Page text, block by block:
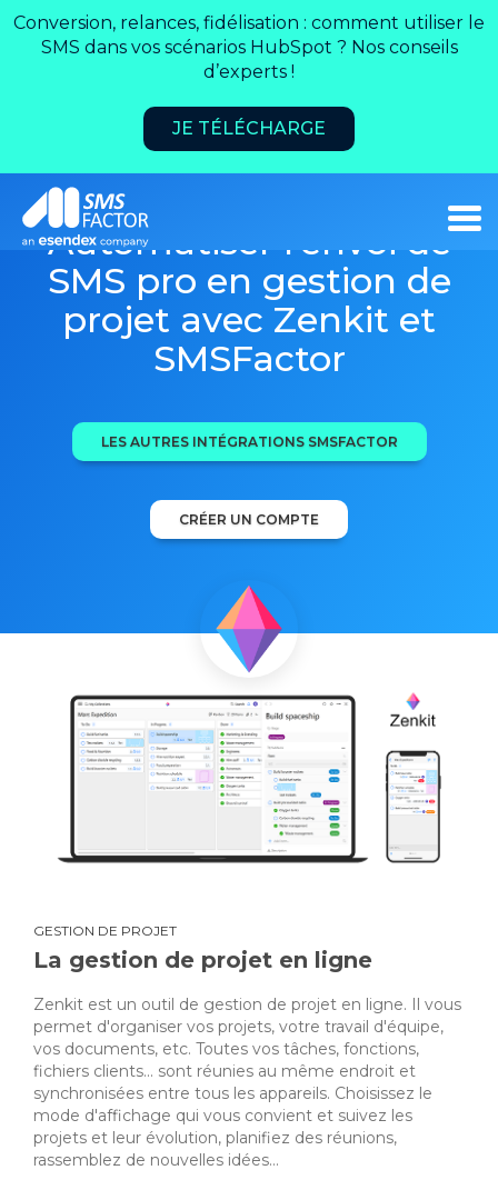
Conversion, relances, fidélisation : comment utiliser le
SMS dans vos scénarios HubSpot ? Nos conseils
d’experts !
JE TÉLÉCHARGE
Automatiser l'envoi de
SMS pro en gestion de
projet avec Zenkit et
SMSFactor
LES AUTRES INTÉGRATIONS SMSFACTOR
CRÉER UN COMPTE
GESTION DE PROJET
La gestion de projet en ligne
Zenkit est un outil de gestion de projet en ligne. Il vous
permet d'organiser vos projets, votre travail d'équipe,
vos documents, etc. Toutes vos tâches, fonctions,
fichiers clients... sont réunies au même endroit et
synchronisées entre tous les appareils. Choisissez le
mode d'affichage qui vous convient et suivez les
projets et leur évolution, planifiez des réunions,
rassemblez de nouvelles idées...